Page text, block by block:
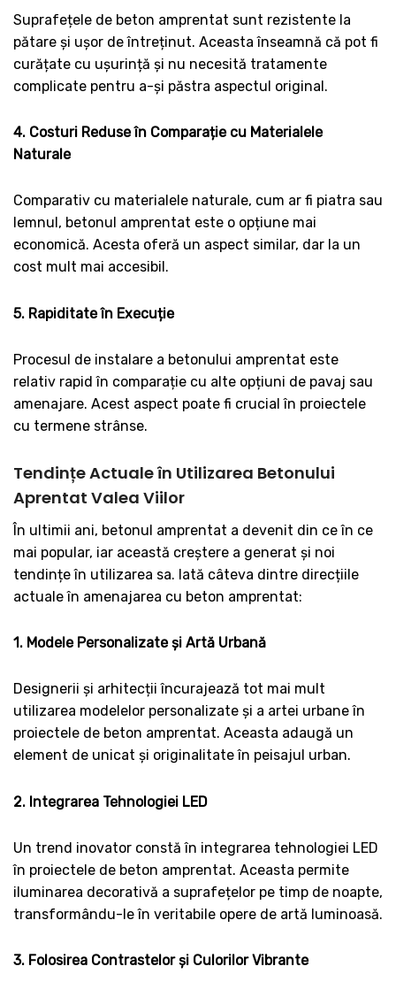
Suprafețele de beton amprentat sunt rezistente la
pătare și ușor de întreținut. Aceasta înseamnă că pot fi
curățate cu ușurință și nu necesită tratamente
complicate pentru a-și păstra aspectul original.
4. Costuri Reduse în Comparație cu Materialele
Naturale
Comparativ cu materialele naturale, cum ar fi piatra sau
lemnul, betonul amprentat este o opțiune mai
economică. Acesta oferă un aspect similar, dar la un
cost mult mai accesibil.
5. Rapiditate în Execuție
Procesul de instalare a betonului amprentat este
relativ rapid în comparație cu alte opțiuni de pavaj sau
amenajare. Acest aspect poate fi crucial în proiectele
cu termene strânse.
Tendințe Actuale în Utilizarea Betonului
Aprentat Valea Viilor
În ultimii ani, betonul amprentat a devenit din ce în ce
mai popular, iar această creștere a generat și noi
tendințe în utilizarea sa. Iată câteva dintre direcțiile
actuale în amenajarea cu beton amprentat:
1. Modele Personalizate și Artă Urbană
Designerii și arhitecții încurajează tot mai mult
utilizarea modelelor personalizate și a artei urbane în
proiectele de beton amprentat. Aceasta adaugă un
element de unicat și originalitate în peisajul urban.
2. Integrarea Tehnologiei LED
Un trend inovator constă în integrarea tehnologiei LED
în proiectele de beton amprentat. Aceasta permite
iluminarea decorativă a suprafețelor pe timp de noapte,
transformându-le în veritabile opere de artă luminoasă.
3. Folosirea Contrastelor și Culorilor Vibrante